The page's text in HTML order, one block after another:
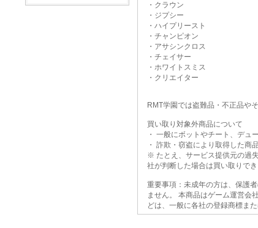
・クラウン
・ジプシー
・ハイプリースト
・チャンピオン
・アサシンクロス
・チェイサー
・ホワイトスミス
・クリエイター
RMT学園では盗難品・不正品や
買い取り対象外商品について
・ 一般にボットやチート、デュ
・ 詐欺・窃盗により取得した商
※ たとえ、サービス提供元の過
社が判断した場合は買い取りでき
重要事項：未成年の方は、保護
ません。 本商品はゲーム運営会
どは、一般に各社の登録商標ま